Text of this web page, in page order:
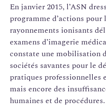
En janvier 2015, l’ASN
programme d’actions pour
rayonnements ionisants
examens d’imagerie
constate une mobilisation
sociétés savantes pour le
pratiques professionnelles
mais encore des
humaines et de procédures.